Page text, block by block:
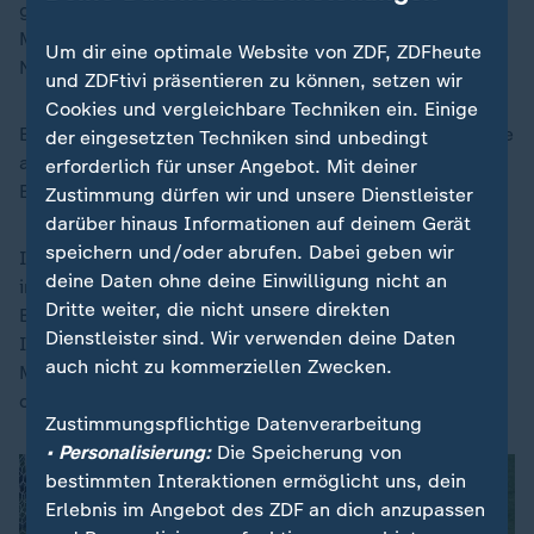
ging klar an den 40-Jährigen, der den Kroaten Luka
Modrić (damals 37) als ältesten Spieler in einem
Nations-League-Finale ablöste.
Er war Führungsfigur, Torschütze, Antreiber - und zeigte
auch im 221. Länderspiel ein weiteres Mal seine
Extraklasse.
In der Schlussphase der regulären Spielzeit ging dann
irgendwann nichts mehr bei Ronaldo. Er saß auf dem
Boden, musste behandelt und ausgewechselt werden.
Innig umarmte er vor der Bank Trainer Roberto
Martínez - und jubelte dort in der Verlängerung über
den Siegtreffer.
Um dir eine optimale Website von ZDF, ZDFheute
und ZDFtivi präsentieren zu können, setzen wir
Cookies und vergleichbare Techniken ein. Einige
der eingesetzten Techniken sind unbedingt
erforderlich für unser Angebot. Mit deiner
Zustimmung dürfen wir und unsere Dienstleister
darüber hinaus Informationen auf deinem Gerät
speichern und/oder abrufen. Dabei geben wir
deine Daten ohne deine Einwilligung nicht an
Dritte weiter, die nicht unsere direkten
Dienstleister sind. Wir verwenden deine Daten
auch nicht zu kommerziellen Zwecken.
Zustimmungspflichtige Datenverarbeitung
• Personalisierung:Die Speicherung von
bestimmten Interaktionen ermöglicht uns, dein
Erlebnis im Angebot des ZDF an dich anzupassen